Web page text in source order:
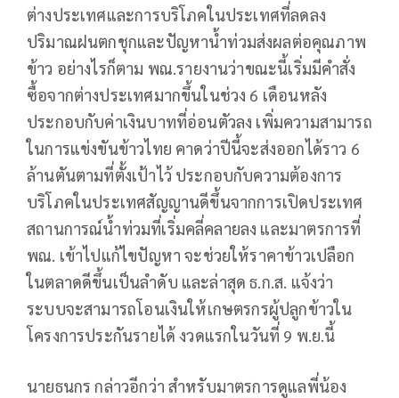
ต่างประเทศและการบริโภคในประเทศที่ลดลง
ปริมาณฝนตกชุกและปัญหาน้ำท่วมส่งผลต่อคุณภาพ
ข้าว อย่างไรก็ตาม พณ.รายงานว่าขณะนี้เริ่มมีคำสั่ง
ซื้อจากต่างประเทศมากขึ้นในช่วง 6 เดือนหลัง
ประกอบกับค่าเงินบาทที่อ่อนตัวลง เพิ่มความสามารถ
ในการแข่งขันข้าวไทย คาดว่าปีนี้จะส่งออกได้ราว 6
ล้านตันตามที่ตั้งเป้าไว้ ประกอบกับความต้องการ
บริโภคในประเทศสัญญานดีขึ้นจากการเปิดประเทศ
สถานการณ์น้ำท่วมที่เริ่มคลี่คลายลง และมาตรการที่
พณ. เข้าไปแก้ไขปัญหา จะช่วยให้ราคาข้าวเปลือก
ในตลาดดีขึ้นเป็นลำดับ และล่าสุด ธ.ก.ส. แจ้งว่า
ระบบจะสามารถโอนเงินให้เกษตรกรผู้ปลูกข้าวใน
โครงการประกันรายได้ งวดแรกในวันที่ 9 พ.ย.นี้
นายธนกร กล่าวอีกว่า สำหรับมาตรการดูแลพี่น้อง